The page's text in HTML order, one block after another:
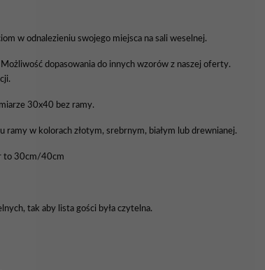
w odnalezieniu swojego miejsca na sali weselnej.
dopasowania do innych wzorów z naszej oferty.
30x40 bez ramy.
ramy w kolorach złotym, srebrnym, białym lub drewnianej.
to 30cm/40cm
tak aby lista gości była czytelna.